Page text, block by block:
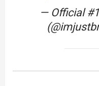
— Official